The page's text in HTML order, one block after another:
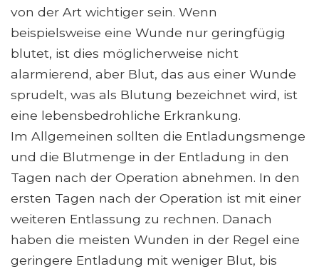
von der Art wichtiger sein. Wenn
beispielsweise eine Wunde nur geringfügig
blutet, ist dies möglicherweise nicht
alarmierend, aber Blut, das aus einer Wunde
sprudelt, was als Blutung bezeichnet wird, ist
eine lebensbedrohliche Erkrankung.
Im Allgemeinen sollten die Entladungsmenge
und die Blutmenge in der Entladung in den
Tagen nach der Operation abnehmen. In den
ersten Tagen nach der Operation ist mit einer
weiteren Entlassung zu rechnen. Danach
haben die meisten Wunden in der Regel eine
geringere Entladung mit weniger Blut, bis